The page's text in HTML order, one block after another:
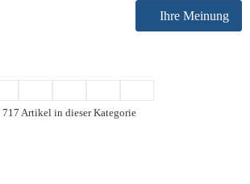
Ihre Meinung
717 Artikel in dieser Kategorie